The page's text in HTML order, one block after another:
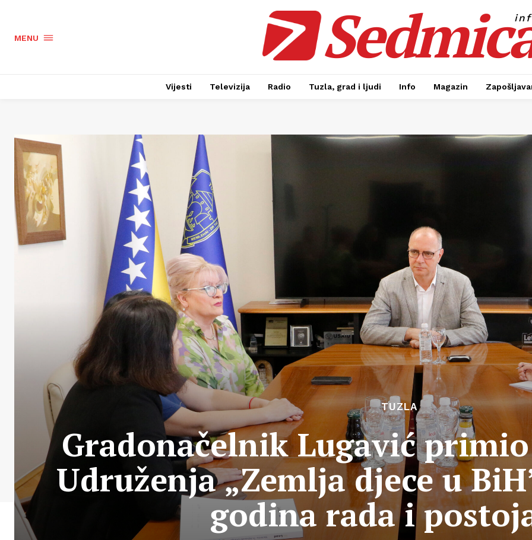
MENU
Vijesti Televizija Radio Tuzla, grad i ljudi Info Magazin
TUZLA
Gradonačelnik Lugavić
Udruženja „Zemlja djece u
godina rada i